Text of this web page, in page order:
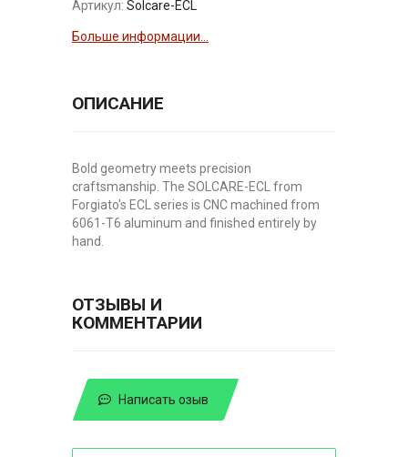
Артикул: Solcare-ECL
Больше информации...
ОПИСАНИЕ
Bold geometry meets precision
craftsmanship. The SOLCARE-ECL from
Forgiato's ECL series is CNC machined from
6061-T6 aluminum and finished entirely by
hand.
ОТЗЫВЫ И
КОММЕНТАРИИ
Написать озыв